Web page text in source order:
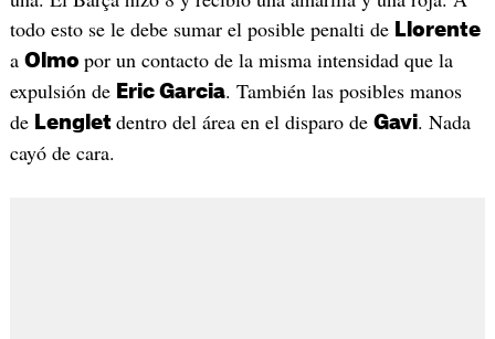
todo esto se le debe sumar el posible penalti de Llorente
a Olmo por un contacto de la misma intensidad que la
expulsión de Eric Garcia. También las posibles manos
de Lenglet dentro del área en el disparo de Gavi. Nada
cayó de cara.